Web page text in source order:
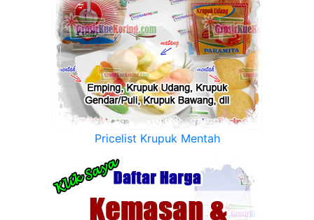
Pricelist Krupuk Mentah